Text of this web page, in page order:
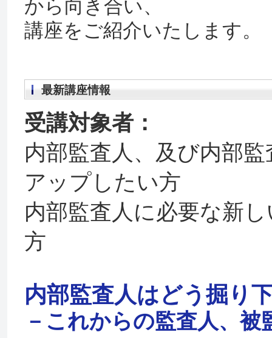
から向き合い、
講座をご紹介いたします。
最新講座情報
受講対象者：
内部監査人、及び内部
アップしたい方
内部監査人に必要な新
方
内部監査人はどう掘り
－これからの監査人、